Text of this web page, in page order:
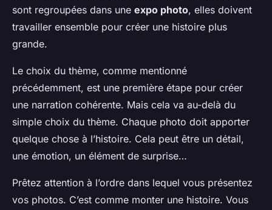
sont regroupées dans une expo photo, elles doivent
travailler ensemble pour créer une histoire plus
grande.
Le choix du thème, comme mentionné
précédemment, est une première étape pour créer
une narration cohérente. Mais cela va au-delà du
simple choix du thème. Chaque photo doit apporter
quelque chose à l’histoire. Cela peut être un détail,
une émotion, un élément de surprise…
Prêtez attention à l’ordre dans lequel vous présentez
vos photos. C’est comme monter une histoire. Vous